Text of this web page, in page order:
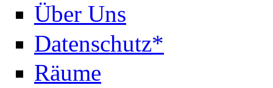
Über Uns
Datenschutz*
Räume